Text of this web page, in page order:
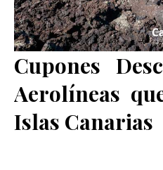
Cupones
Aerolíneas
Islas Canarias